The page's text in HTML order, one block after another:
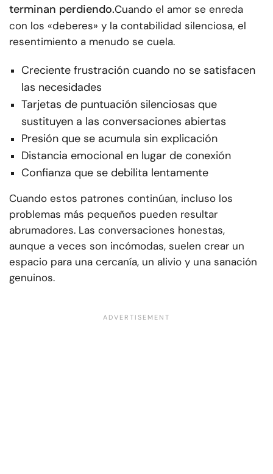
terminan perdiendo.Cuando el amor se enreda
con los «deberes» y la contabilidad silenciosa, el
resentimiento a menudo se cuela.
Creciente frustración cuando no se satisfacen
las necesidades
Tarjetas de puntuación silenciosas que
sustituyen a las conversaciones abiertas
Presión que se acumula sin explicación
Distancia emocional en lugar de conexión
Confianza que se debilita lentamente
Cuando estos patrones continúan, incluso los
problemas más pequeños pueden resultar
abrumadores. Las conversaciones honestas,
aunque a veces son incómodas, suelen crear un
espacio para una cercanía, un alivio y una sanación
genuinos.